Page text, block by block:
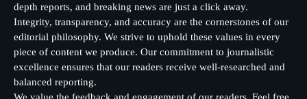
depth reports, and breaking news are just a click away.
Integrity, transparency, and accuracy are the cornerstones of our
editorial philosophy. We strive to uphold these values in every
piece of content we produce. Our commitment to journalistic
excellence ensures that our readers receive well-researched and
balanced reporting.